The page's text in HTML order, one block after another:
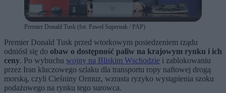
Premier Donald Tusk (fot. Paweł Supernak / PAP)
Premier Donald Tusk przed wtorkowym posiedzeniem rządu
odniósł się do obaw o dostępność paliw na krajowym rynku i ich
ceny. Po wybuchu wojny na Bliskim Wschodzie i zablokowaniu
przez Iran kluczowego szlaku dla transportu ropy naftowej drogą
morską, czyli Cieśniny Ormuz, wzrasta ryzyko wystąpienia szoku
podażowego na rynku tego surowca.